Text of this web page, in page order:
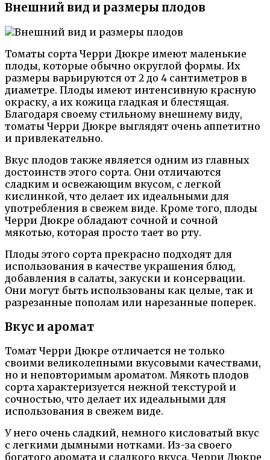
Внешний вид и размеры плодов
Томаты сорта Черри Дюкре имеют маленькие
плоды, которые обычно округлой формы. Их
размеры варьируются от 2 до 4 сантиметров в
диаметре. Плоды имеют интенсивную красную
окраску, а их кожица гладкая и блестящая.
Благодаря своему стильному внешнему виду,
томаты Черри Дюкре выглядят очень аппетитно
и привлекательно.
Вкус плодов также является одним из главных
достоинств этого сорта. Они отличаются
сладким и освежающим вкусом, с легкой
кислинкой, что делает их идеальными для
употребления в свежем виде. Кроме того, плоды
Черри Дюкре обладают сочной и сочной
мякотью, которая просто тает во рту.
Плоды этого сорта прекрасно подходят для
использования в качестве украшения блюд,
добавления в салаты, закуски и консервации.
Они могут быть использованы как целые, так и
разрезанные пополам или нарезанные поперек.
Вкус и аромат
Томат Черри Дюкре отличается не только
своими великолепными вкусовыми качествами,
но и неповторимым ароматом. Мякоть плодов
сорта характеризуется нежной текстурой и
сочностью, что делает их идеальными для
использования в свежем виде.
У него очень сладкий, немного кисловатый вкус
с легкими дымными нотками. Из-за своего
богатого аромата и сладкого вкуса, Черри Дюкре